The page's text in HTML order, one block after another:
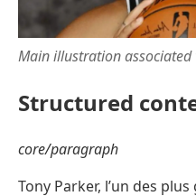
Main illustration
Structured
core/paragraph
Tony Parker, l’un des